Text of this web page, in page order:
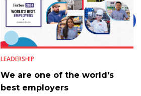
LEADERSHIP
We are one of the world’s
best employers